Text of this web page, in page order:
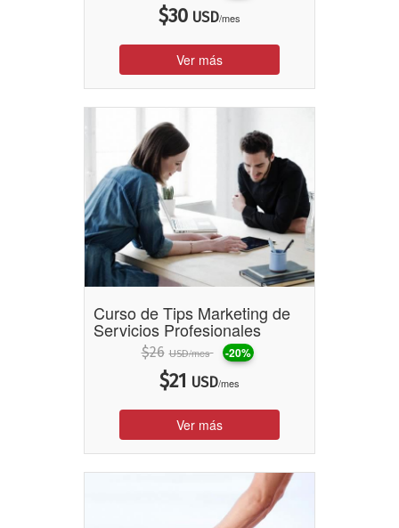
$30 USD/mes
Ver más
Curso de Tips Marketing de
Servicios Profesionales
$26 USD/mes -20%
$21 USD/mes
Ver más